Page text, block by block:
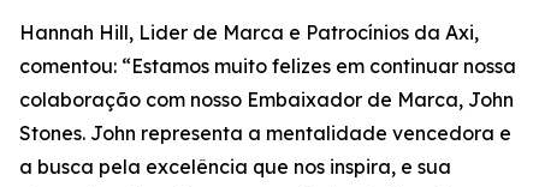
Hannah Hill, Lider de Marca e Patrocínios da Axi,
comentou: “Estamos muito felizes em continuar nossa
colaboração com nosso Embaixador de Marca, John
Stones. John representa a mentalidade vencedora e
a busca pela excelência que nos inspira, e sua